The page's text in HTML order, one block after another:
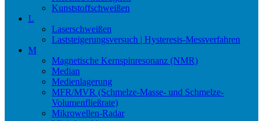
Kunststoffschweißen
L
Laserschweißen
Laststeigerungsversuch | Hysteresis-Messverfahren
M
Magnetische Kernspinresonanz (NMR)
Median
Medienlagerung
MFR/MVR (Schmelze-Masse- und Schmelze-
Volumenfließrate)
Mikrowellen-Radar